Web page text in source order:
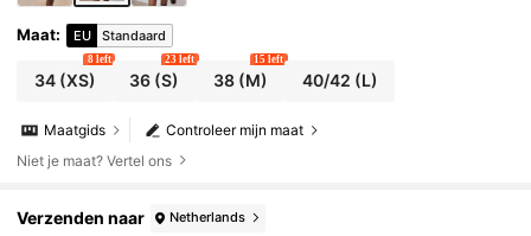
Maat: EU Standaard
34(XS)
8 left
36 (S)
23 left
38(M)
15 left
40/42 (L)
Controleer mijn maat
Maatgids
Niet je maat? Vertel ons
Verzenden naar Netherlands